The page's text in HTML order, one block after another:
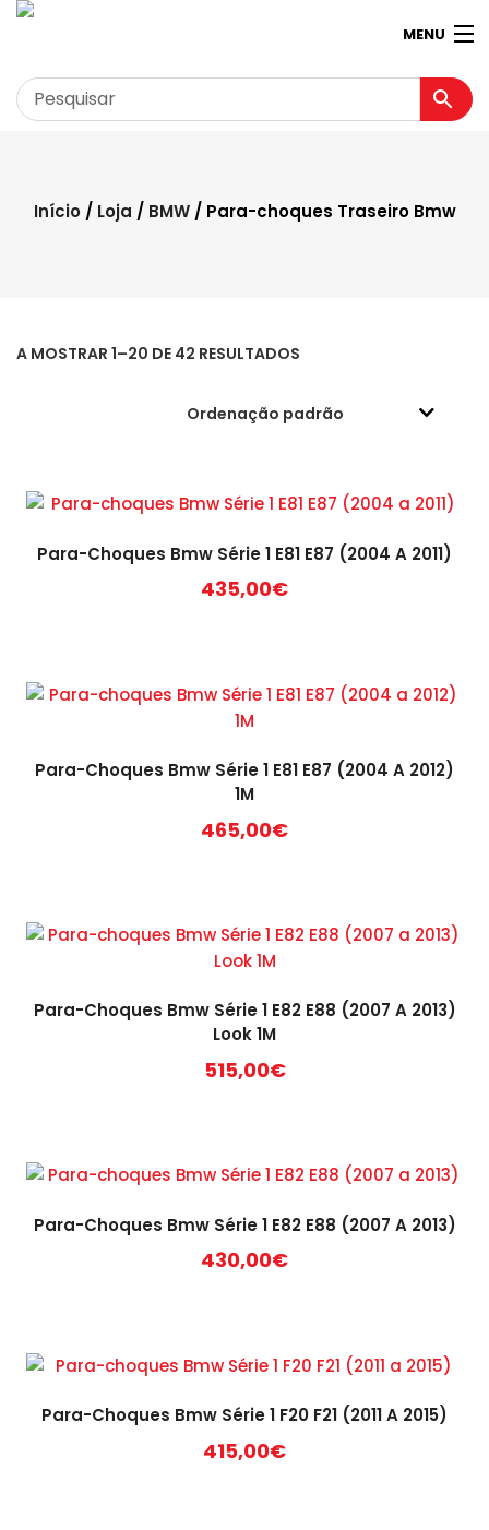
MENU
Loja Virtual 360º
Início/ Loja / BMW/ Para-choques Traseiro Bmw
A MOSTRAR 1–20 DE 42 RESULTADOS
Para-Choques Bmw Série 1 E81 E87 (2004 A 2011)
435,00€
Para-Choques Bmw Série 1 E81 E87 (2004 A 2012)
1M
465,00€
Para-Choques Bmw Série 1 E82 E88 (2007 A 2013)
Look 1M
515,00€
Para-Choques Bmw Série 1 E82 E88 (2007 A 2013)
430,00€
Para-Choques Bmw Série 1 F20 F21 (2011 A 2015)
415,00€